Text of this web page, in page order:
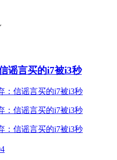
谣言买的i7被i3秒